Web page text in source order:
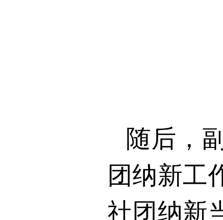
随后，
团纳新工
社团纳新